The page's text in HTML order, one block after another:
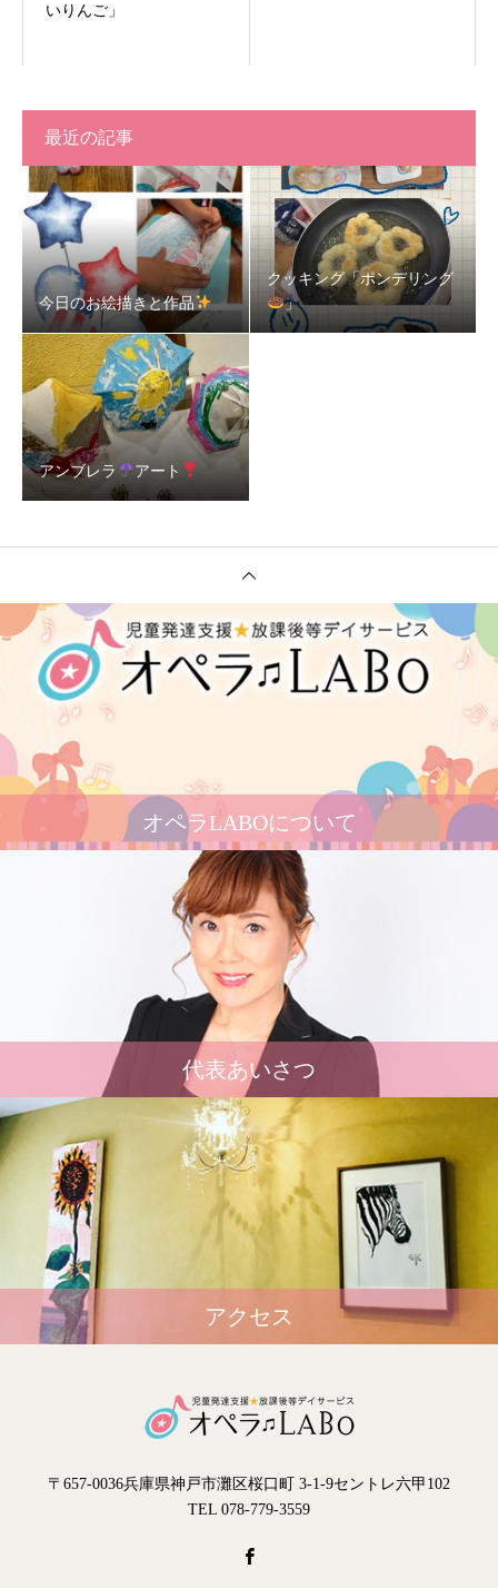
いりんご」
最近の記事
今日のお絵描きと作品
クッキング「ポンデリング
」
アンブレラ アート
オペラLABOについて
代表あいさつ
アクセス
〒657-0036兵庫県神戸市灘区桜口町 3-1-9セントレ六甲102
TEL 078-779-3559